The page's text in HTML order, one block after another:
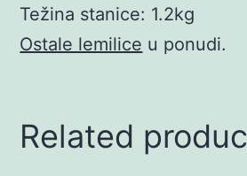
Težina stanice: 1.2kg
Ostale lemilice u ponudi.
Related